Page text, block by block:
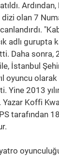
dizi olan 7
adlı gurupta
Daha sonra,
İstanbul
oyuncu olarak
Yine 2013
Koffi
tarafından